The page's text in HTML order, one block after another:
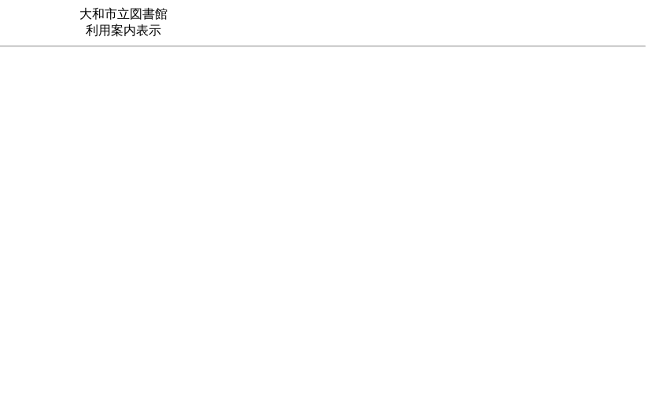
大和市立図書館
利用案内表示